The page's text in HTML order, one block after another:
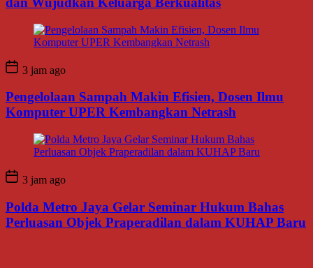
3 jam ago
Pengelolaan Sampah Makin Efisien, Dosen Ilmu
Komputer UPER Kembangkan Netrash
3 jam ago
Polda Metro Jaya Gelar Seminar Hukum Bahas
Perluasan Objek Praperadilan dalam KUHAP Baru